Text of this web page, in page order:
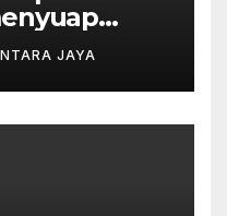
JAYA